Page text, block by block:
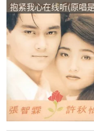
抱紧我心在线听(原唱
智霖/许秋怡)，梅子演
播:263次